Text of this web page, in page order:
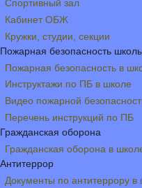
Спортивный зал
Кабинет ОБЖ
Кружки, студии, секции
Пожарная безопасность
Пожарная безопасность в
Инструктажи по ПБ в школе
Видео пожарной
Перечень инструкций по ПБ
Гражданская оборона
Гражданская оборона в
Антитеррор
Документы по антитеррору в